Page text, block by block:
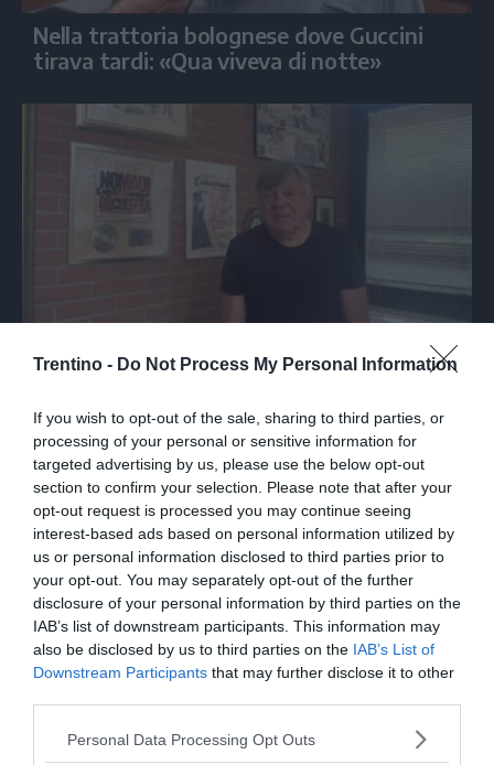
Trentino - Do Not Process My Personal Information
If you wish to opt-out of the sale, sharing to third parties, or
processing of your personal or sensitive information for
targeted advertising by us, please use the below opt-out
section to confirm your selection. Please note that after your
opt-out request is processed you may continue seeing
interest-based ads based on personal information utilized by
us or personal information disclosed to third parties prior to
your opt-out. You may separately opt-out of the further
disclosure of your personal information by third parties on the
IAB’s list of downstream participants. This information may
also be disclosed by us to third parties on the IAB’s List of
Downstream Participants that may further disclose it to other
Personal Data Processing Opt Outs
Nella trattoria bolognese dove Guccini
tirava tardi: «Qua viveva di notte»
Beppe Carletti: «Guccini è stato un
Invitalia, fibra ottica per 477 mila civici